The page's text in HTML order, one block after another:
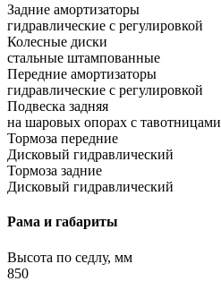
Задние амортизаторы
гидравлические с регулировкой
Колесные диски
стальные штампованные
Передние амортизаторы
гидравлические с регулировкой
Подвеска задняя
на шаровых опорах с тавотницами
Тормоза передние
Дисковый гидравлический
Тормоза задние
Дисковый гидравлический
Рама и габариты
Высота по седлу, мм
850